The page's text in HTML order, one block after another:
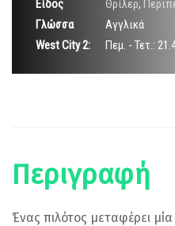
Είδος
Θρίλερ,
Γλώσσα
Αγγλικά
West City 2:
Πεμ. - Τετ.:
Περιγραφή
Ένας πιλότος μεταφέρει